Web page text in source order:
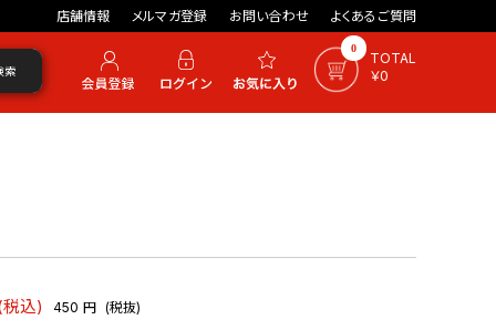
店舗情報 メルマガ登録 お問い合わせ よくあるご質問
0
TOTAL
￥0
索
込) 450 円 (税抜)